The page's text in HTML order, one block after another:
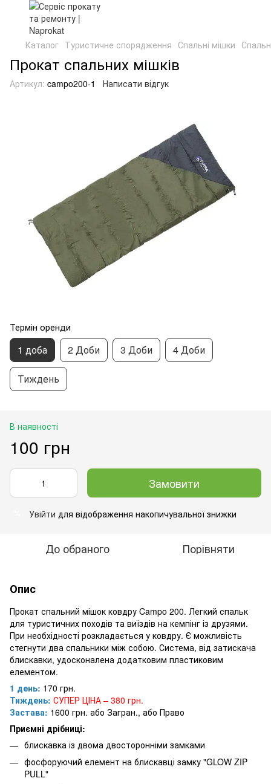
Каталог Туристичне спорядження Спальні мішки
Прокат спальних мішків
Артикул: campo200-1 Написати відгук
Термін оренди
1 доба 2 Доби 3 Доби 4 Доби
Тиждень
В наявності
100 грн
Замовити
Увійти для відображення накопичувальної знижки
До обраного Порівняти
Опис
Прокат спальний мішок ковдру Campo 200. Легкий спальк
для туристичних походів та виїздів на кемпінг із друзями.
При необхідності розкладається у ковдру. Є можливість
стегнути два спальники між собою. Система, від затискача
блискавки, удосконалена додатковим пластиковим
елементом.
1 день: 170 грн.
Тиждень: СУПЕР ЦІНА – 380 грн.
Застава: 1600 грн. або Загран., або Право
Приємні дрібниці:
блискавка із двома двосторонніми замками
фосфоруючий елемент на блискавці замку "GLOW ZIP
PULL"